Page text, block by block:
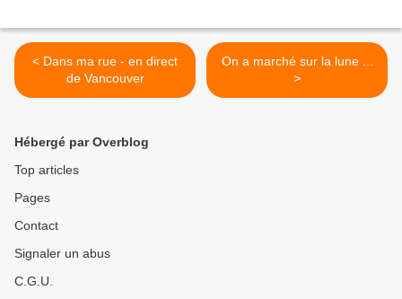
< Dans ma rue - en direct
de Vancouver
On a marché sur la lune ...
>
Hébergé par Overblog
Top articles
Pages
Contact
Signaler un abus
C.G.U.